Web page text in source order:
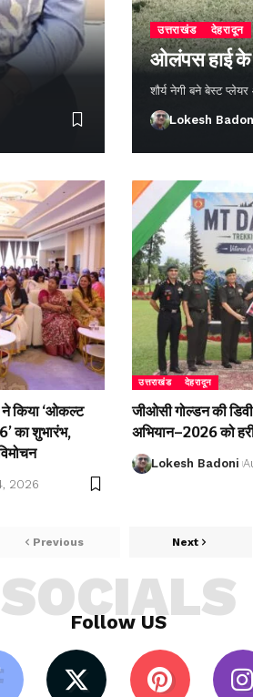
उत्तराखंड देहरादून
ओलंपस हाई के
शौर्य नेगी बने बेस्ट
Lokesh
ने किया ‘ओकल्ट
का शुभारंभ,
2026
उत्तराखंड देहरादून
जीओसी गोल्डन की
अभियान–2026 को
Lokesh Badoni
Previous Next
Follow US
SOCIALS